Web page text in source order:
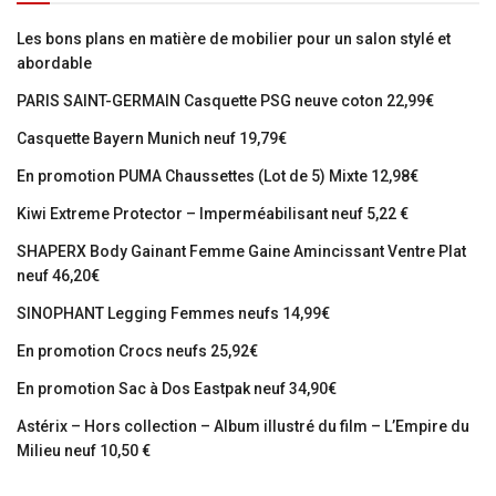
Les bons plans en matière de mobilier pour un salon stylé et
abordable
PARIS SAINT-GERMAIN Casquette PSG neuve coton 22,99€
Casquette Bayern Munich neuf 19,79€
En promotion PUMA Chaussettes (Lot de 5) Mixte 12,98€
Kiwi Extreme Protector – Imperméabilisant neuf 5,22 €
SHAPERX Body Gainant Femme Gaine Amincissant Ventre Plat
neuf 46,20€
SINOPHANT Legging Femmes neufs 14,99€
En promotion Crocs neufs 25,92€
En promotion Sac à Dos Eastpak neuf 34,90€
Astérix – Hors collection – Album illustré du film – L’Empire du
Milieu neuf 10,50 €